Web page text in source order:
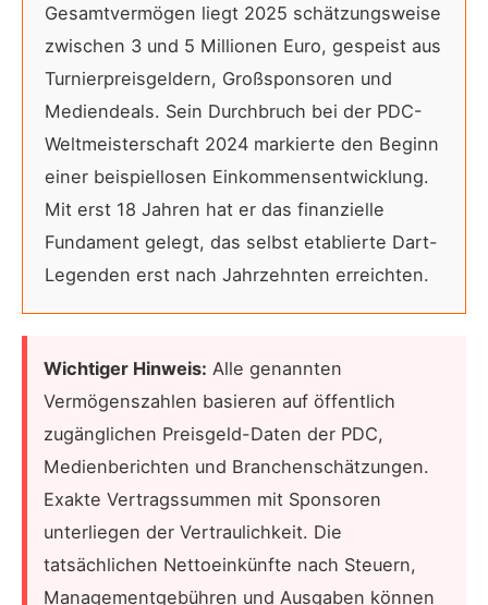
Gesamtvermögen liegt 2025 schätzungsweise
zwischen 3 und 5 Millionen Euro, gespeist aus
Turnierpreisgeldern, Großsponsoren und
Mediendeals. Sein Durchbruch bei der PDC-
Weltmeisterschaft 2024 markierte den Beginn
einer beispiellosen Einkommensentwicklung.
Mit erst 18 Jahren hat er das finanzielle
Fundament gelegt, das selbst etablierte Dart-
Legenden erst nach Jahrzehnten erreichten.
Wichtiger Hinweis: Alle genannten
Vermögenszahlen basieren auf öffentlich
zugänglichen Preisgeld-Daten der PDC,
Medienberichten und Branchenschätzungen.
Exakte Vertragssummen mit Sponsoren
unterliegen der Vertraulichkeit. Die
tatsächlichen Nettoeinkünfte nach Steuern,
Managementgebühren und Ausgaben können